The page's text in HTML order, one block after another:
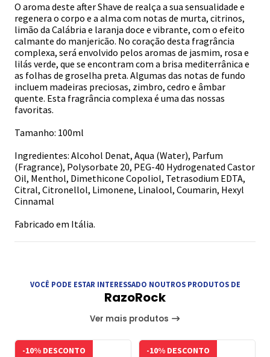
O aroma deste after Shave de realça a sua sensualidade e
regenera o corpo e a alma com notas de murta, citrinos,
limão da Calábria e laranja doce e vibrante, com o efeito
calmante do manjericão. No coração desta fragrância
complexa, será envolvido pelos aromas de jasmim, rosa e
lilás verde, que se encontram com a brisa mediterrânica e
as folhas de groselha preta. Algumas das notas de fundo
incluem madeiras preciosas, zimbro, cedro e âmbar
quente. Esta fragrância complexa é uma das nossas
favoritas.
Tamanho: 100ml
Ingredientes: Alcohol Denat, Aqua (Water), Parfum
(Fragrance), Polysorbate 20, PEG-40 Hydrogenated Castor
Oil, Menthol, Dimethicone Copoliol, Tetrasodium EDTA,
Citral, Citronellol, Limonene, Linalool, Coumarin, Hexyl
Cinnamal
Fabricado em Itália.
VOCÊ PODE ESTAR INTERESSADO NOUTROS PRODUTOS DE
RazoRock
Ver mais produtos
-10% DESCONTO -10% DESCONTO